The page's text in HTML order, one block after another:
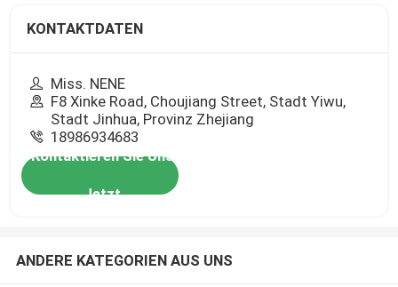
KONTAKTDATEN
Miss. NENE
F8 Xinke Road, Choujiang Street, Stadt Yiwu,
Stadt Jinhua, Provinz Zhejiang
18986934683
Kontaktieren Sie Uns
Jetzt
ANDERE KATEGORIEN AUS UNS